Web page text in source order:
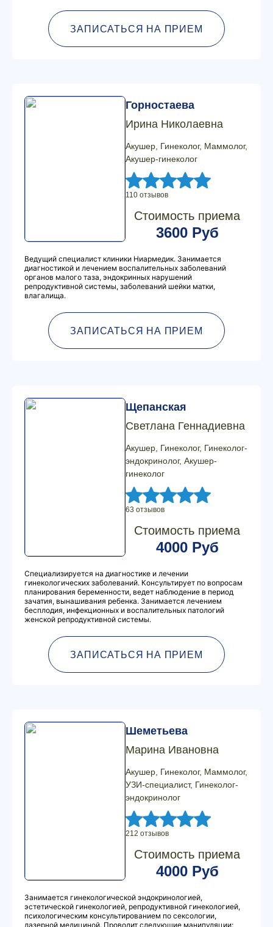
ЗАПИСАТЬСЯ НА ПРИЕМ
Горностаева
Ирина Николаевна
Акушер, Гинеколог, Маммолог,
Акушер-гинеколог
110 отзывов
Стоимость приема
3600 Руб
Ведущий специалист клиники Ниармедик. Занимается
диагностикой и лечением воспалительных заболеваний
органов малого таза, эндокринных нарушений
репродуктивной системы, заболеваний шейки матки,
влагалища.
ЗАПИСАТЬСЯ НА ПРИЕМ
Щепанская
Светлана Геннадиевна
Акушер, Гинеколог, Гинеколог-
эндокринолог, Акушер-
гинеколог
63 отзывов
Стоимость приема
4000 Руб
Специализируется на диагностике и лечении
гинекологических заболеваний. Консультирует по вопросам
планирования беременности, ведет наблюдение в период
зачатия, вынашивания ребенка. Занимается лечением
бесплодия, инфекционных и воспалительных патологий
женской репродуктивной системы.
ЗАПИСАТЬСЯ НА ПРИЕМ
Шеметьева
Марина Ивановна
Акушер, Гинеколог, Маммолог,
УЗИ-специалист, Гинеколог-
эндокринолог
212 отзывов
Стоимость приема
4000 Руб
Занимается гинекологической эндокринологией,
эстетической гинекологией, репродуктивной гинекологией,
психологическим консультированием по сексологии,
лазерной медициной. Проводит следующие манипуляции: